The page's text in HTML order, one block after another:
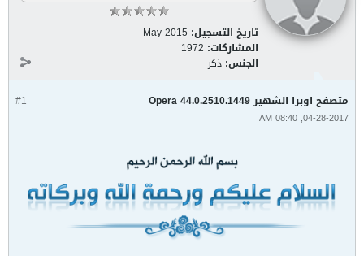
تاريخ التسجيل: May 2015
المشاركات: 1972
الجنس: ذكر
#1 متصفح اوبرا الشهير Opera 44.0.2510.1449
04-28-2017, 08:40 AM